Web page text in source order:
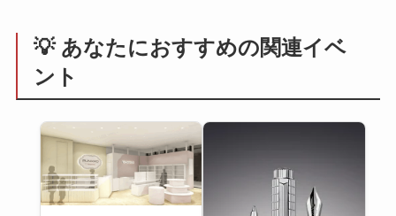
💡 あなたにおすすめの関連イベ
ント